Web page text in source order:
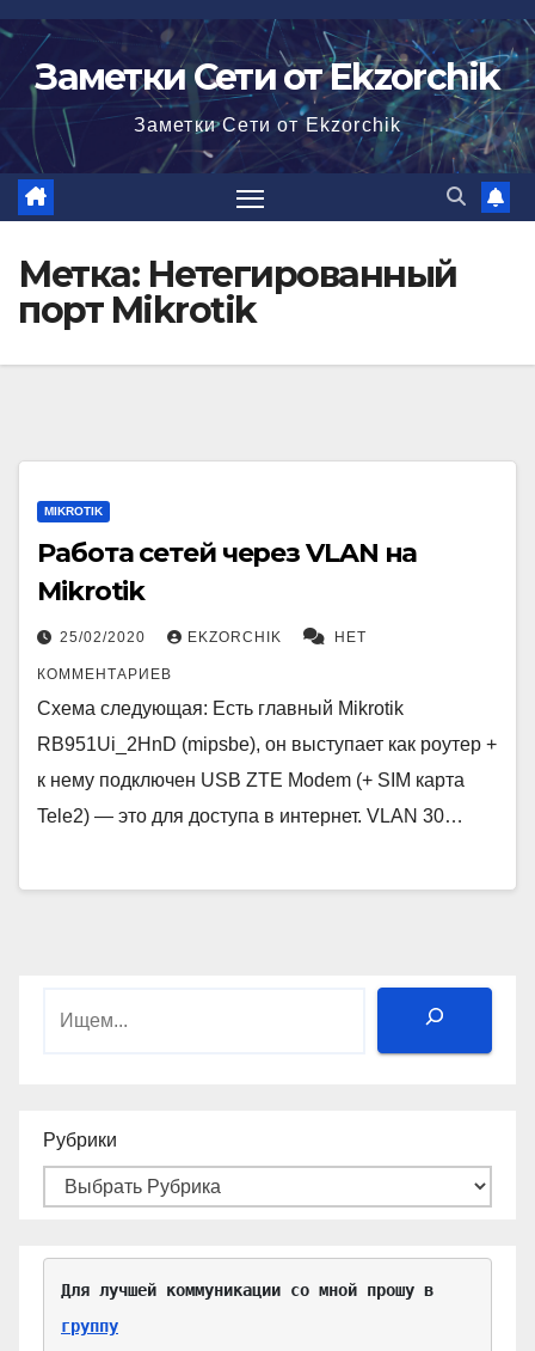
Перейти
содержимому
Заметки Сети от Ekzorchik
Заметки Сети от Ekzorchik
Метка: Нетегированный
порт Mikrotik
MIKROTIK
Работа сетей через VLAN на
Mikrotik
25/02/2020 EKZORCHIK НЕТ
КОММЕНТАРИЕВ
Схема следующая: Есть главный Mikrotik
RB951Ui_2HnD (mipsbe), он выступает как роутер +
к нему подключен USB ZTE Modem (+ SIM карта
Tele2) — это для доступа в интернет. VLAN 30…
Поиск
Рубрики
группу